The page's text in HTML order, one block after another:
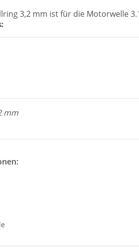
3,2 mm ist für die Motorwelle
mm